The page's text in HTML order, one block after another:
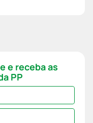
e receba as
PP